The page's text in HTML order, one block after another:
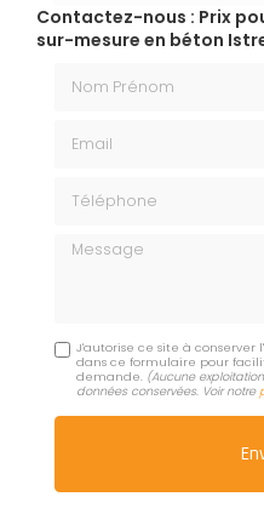
Contactez-nous : Prix
sur-mesure en béton
Message
J'autorise ce site à conserver
dans ce formulaire pour
demande. (Aucune
données conservées. Voir notre